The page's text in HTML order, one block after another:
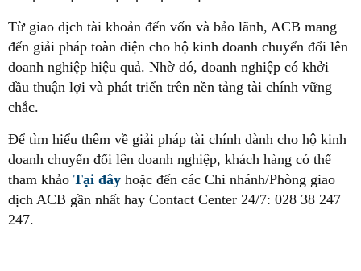
Từ giao dịch tài khoản đến vốn và bảo lãnh, ACB mang
đến giải pháp toàn diện cho hộ kinh doanh chuyển đổi lên
doanh nghiệp hiệu quả. Nhờ đó, doanh nghiệp có khởi
đầu thuận lợi và phát triển trên nền tảng tài chính vững
chắc.
Để tìm hiểu thêm về giải pháp tài chính dành cho hộ kinh
doanh chuyển đổi lên doanh nghiệp, khách hàng có thể
tham khảo Tại đây hoặc đến các Chi nhánh/Phòng giao
dịch ACB gần nhất hay Contact Center 24/7: 028 38 247
247.